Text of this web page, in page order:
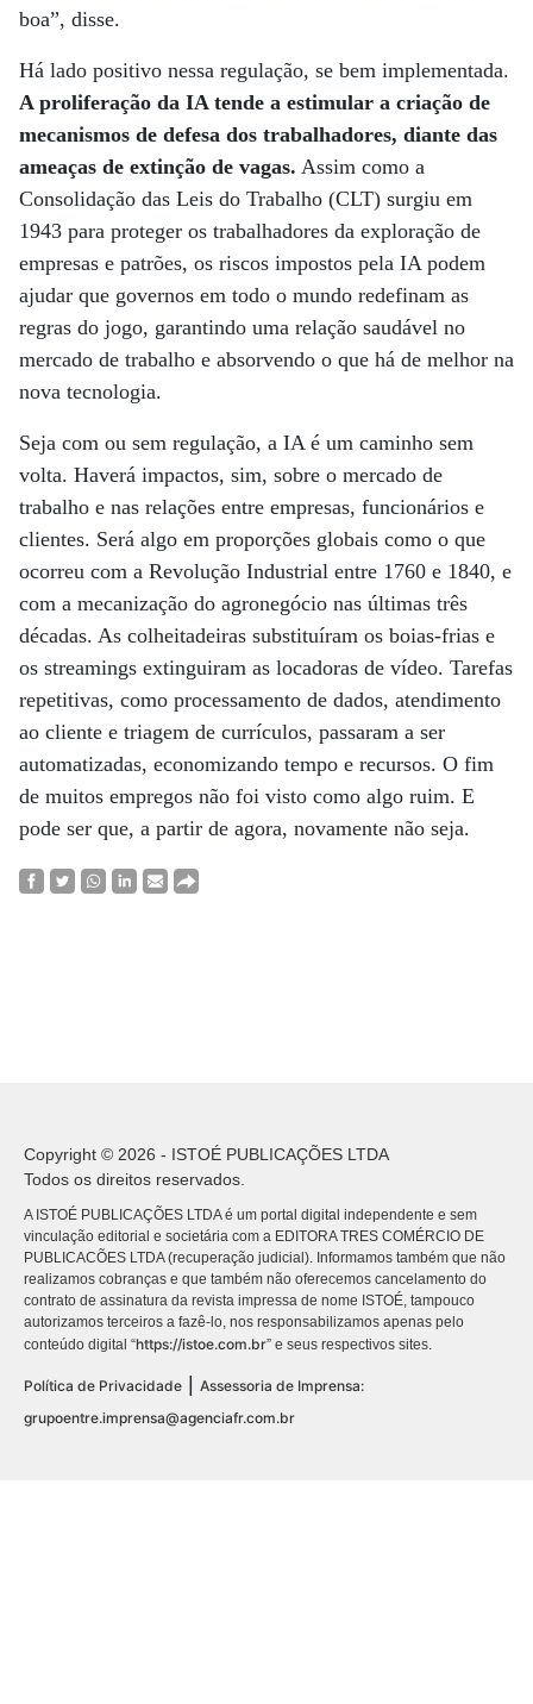
boa”, disse.
Há lado positivo nessa regulação, se bem implementada.
A proliferação da IA tende a estimular a criação de
mecanismos de defesa dos trabalhadores, diante das
ameaças de extinção de vagas. Assim como a
Consolidação das Leis do Trabalho (CLT) surgiu em
1943 para proteger os trabalhadores da exploração de
empresas e patrões, os riscos impostos pela IA podem
ajudar que governos em todo o mundo redefinam as
regras do jogo, garantindo uma relação saudável no
mercado de trabalho e absorvendo o que há de melhor na
nova tecnologia.
Seja com ou sem regulação, a IA é um caminho sem
volta. Haverá impactos, sim, sobre o mercado de
trabalho e nas relações entre empresas, funcionários e
clientes. Será algo em proporções globais como o que
ocorreu com a Revolução Industrial entre 1760 e 1840, e
com a mecanização do agronegócio nas últimas três
décadas. As colheitadeiras substituíram os boias-frias e
os streamings extinguiram as locadoras de vídeo. Tarefas
repetitivas, como processamento de dados, atendimento
ao cliente e triagem de currículos, passaram a ser
automatizadas, economizando tempo e recursos. O fim
de muitos empregos não foi visto como algo ruim. E
pode ser que, a partir de agora, novamente não seja.
Copyright © 2026 - ISTOÉ PUBLICAÇÕES LTDA
Todos os direitos reservados.
A ISTOÉ PUBLICAÇÕES LTDA é um portal digital independente e sem
vinculação editorial e societária com a EDITORA TRES COMÉRCIO DE
PUBLICACÕES LTDA (recuperação judicial). Informamos também que não
realizamos cobranças e que também não oferecemos cancelamento do
contrato de assinatura da revista impressa de nome ISTOÉ, tampouco
autorizamos terceiros a fazê-lo, nos responsabilizamos apenas pelo
conteúdo digital “https://istoe.com.br” e seus respectivos sites.
Política de Privacidade
Assessoria de Imprensa:
grupoentre.imprensa@agenciafr.com.br